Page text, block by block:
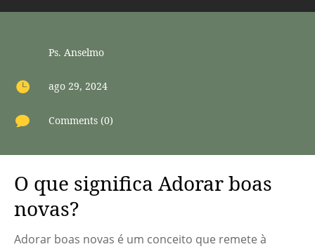
Ps. Anselmo
 ago 29, 2024
 Comments (0)
O que significa Adorar boas
novas?
Adorar boas novas é um conceito que remete à